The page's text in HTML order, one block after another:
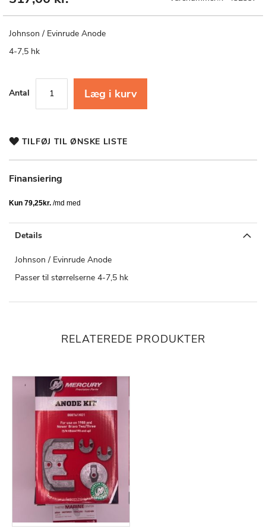
Johnson / Evinrude Anode
4-7,5 hk
Antal Læg i kurv
TILFØJ TIL ØNSKE LISTE
Finansiering
af
Details
Johnson / Evinrude Anode
Passer til størrelserne 4-7,5 hk
RELATEREDE PRODUKTER